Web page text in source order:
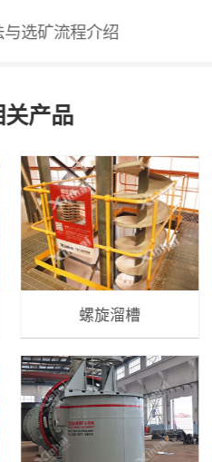
选矿流程介绍
产品
螺旋溜槽